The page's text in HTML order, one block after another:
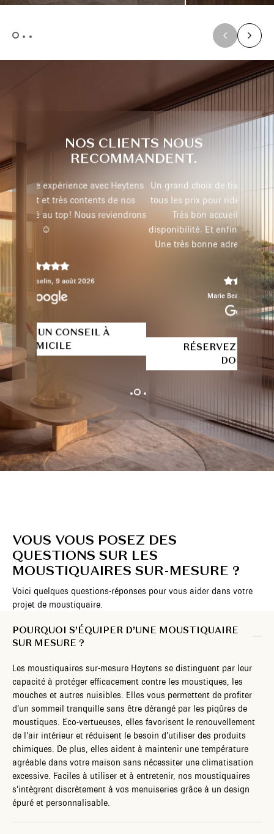
NOS CLIENTS NOUS
RECOMMANDENT.
Un grand choix de tissus et diverses. textures a
tous les prix pour rideaux et stores sur mesure.
Très bon accueil, ecoute, conseils, et
disponibilité. Et enfin la pose rapide et efficace.
Une très bonne adresse que je recommande.
RÉSERVEZ UN CONSEIL À
VOUS VOUS POSEZ DES
QUESTIONS SUR LES
MOUSTIQUAIRES SUR-MESURE ?
Voici quelques questions-réponses pour vous aider dans votre
projet de moustiquaire.
POURQUOI S’ÉQUIPER D’UNE MOUSTIQUAIRE
SUR MESURE ?
Les moustiquaires sur-mesure Heytens se distinguent par leur
capacité à protéger efficacement contre les moustiques, les
mouches et autres nuisibles. Elles vous permettent de profiter
d’un sommeil tranquille sans être dérangé par les piqûres de
moustiques. Eco-vertueuses, elles favorisent le renouvellement
de l’air intérieur et réduisent le besoin d’utiliser des produits
chimiques. De plus, elles aident à maintenir une température
agréable dans votre maison sans nécessiter une climatisation
excessive. Faciles à utiliser et à entretenir, nos moustiquaires
s’intègrent discrètement à vos menuiseries grâce à un design
épuré et personnalisable.